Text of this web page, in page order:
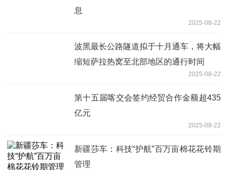
息
2025-08-22
波黑最长公路隧道拟于十月通车，将大幅
缩短萨拉热窝至北部地区的通行时间
2025-08-22
第十五届喀交会签约经贸合作金额超435
亿元
2025-08-22
新疆莎车：科技“护航”百万亩棉花花铃期
管理